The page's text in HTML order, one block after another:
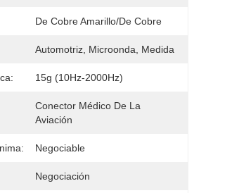
De Cobre Amarillo/de Cobre
Automotriz, Microonda, Medida
15g (10Hz-2000Hz)
Conector Médico De La
Aviación
Negociable
Negociación